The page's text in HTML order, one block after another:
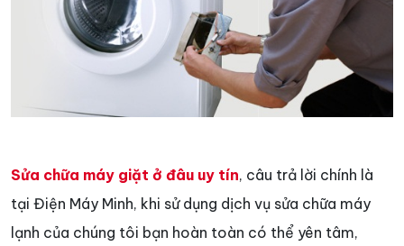
Sửa chữa máy giặt ở đâu uy tín, câu trả lời chính là
tại Điện Máy Minh, khi sử dụng dịch vụ sửa chữa máy
lạnh của chúng tôi bạn hoàn toàn có thể yên tâm,